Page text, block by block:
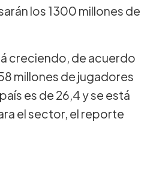
los 1300 millones de
creciendo, de acuerdo
millones de jugadores
es de 26,4 y se está
el sector, el reporte